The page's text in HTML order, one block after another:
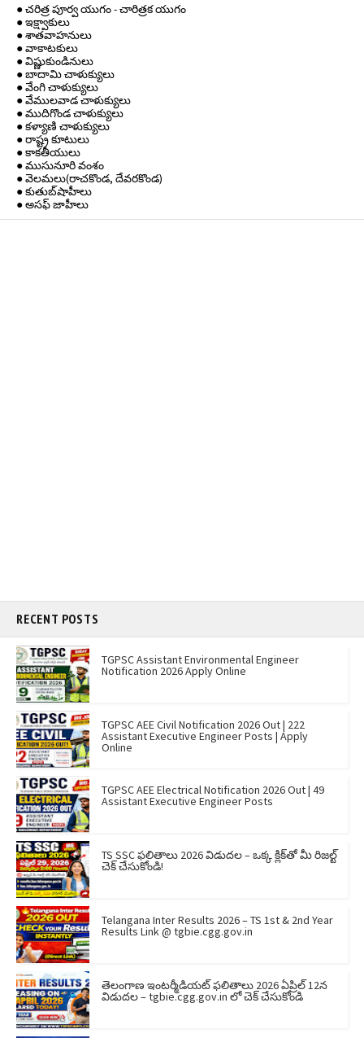
● చరిత్ర పూర్వ యుగం - చారిత్రక యుగం
● ఇక్ష్వాకులు
● శాతవాహనులు
● వాకాటకులు
● విష్ణుకుండినులు
● బాదామి చాళుక్యులు
● వేంగి చాళుక్యులు
● వేములవాడ చాళుక్యులు
● ముదిగొండ చాళుక్యులు
● కళ్యాణి చాళుక్యులు
● రాష్ట్ర కూటులు
● కాకతీయులు
● ముసునూరి వంశం
● వెలమలు(రాచకొండ, దేవరకొండ)
● కుతుబ్‌షాహీలు
● అసఫ్ జాహీలు
RECENT POSTS
TGPSC Assistant Environmental Engineer
Notification 2026 Apply Online
TGPSC AEE Civil Notification 2026 Out | 222
Assistant Executive Engineer Posts | Apply
Online
TGPSC AEE Electrical Notification 2026 Out | 49
Assistant Executive Engineer Posts
TS SSC ఫలితాలు 2026 విడుదల – ఒక్క క్లిక్‌తో మీ రిజల్ట్
చెక్ చేసుకోండి!
Telangana Inter Results 2026 – TS 1st & 2nd Year
Results Link @ tgbie.cgg.gov.in
తెలంగాణ ఇంటర్మీడియట్ ఫలితాలు 2026 ఏప్రిల్ 12న
విడుదల – tgbie.cgg.gov.in లో చెక్ చేసుకోండి